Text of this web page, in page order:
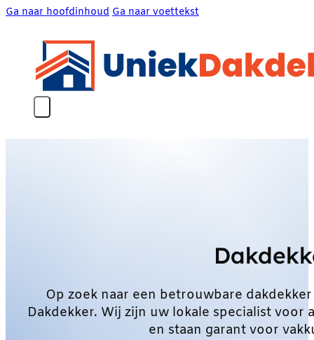
Ga naar hoofdinhoud Ga naar voettekst
Op zoek naar een betrouwbare
Dakdekker. Wij zijn uw lokale specialist
en staan garant voor